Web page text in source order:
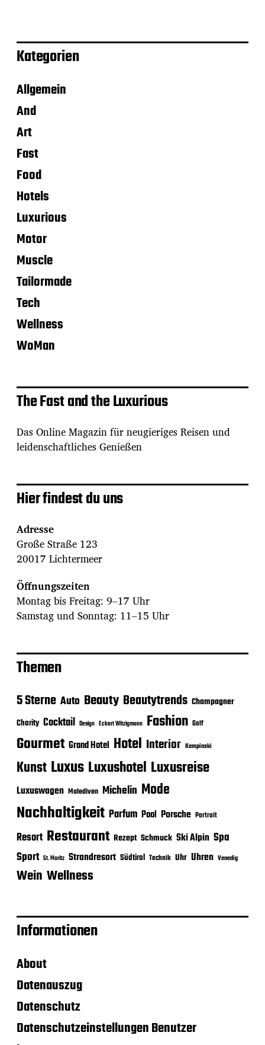
Kategorien
Allgemein
And
Art
Fast
Food
Hotels
Luxurious
Motor
Muscle
Tailormade
Tech
Wellness
WoMan
The Fast and the Luxurious
Das Online Magazin für neugieriges Reisen und
leidenschaftliches Genießen
Hier findest du uns
Adresse
Große Straße 123
20017 Lichtermeer
Öffnungszeiten
Montag bis Freitag: 9–17 Uhr
Samstag und Sonntag: 11–15 Uhr
Themen
5 Sterne Auto Beauty Beautytrends Champagner
Charity Cocktail Design Eckart Witzigmann Fashion Golf
Gourmet Grand Hotel Hotel Interior Kempinski
Kunst Luxus Luxushotel Luxusreise
Luxuswagen Malediven Michelin Mode
Nachhaltigkeit Parfum Pool Porsche Portrait
Resort Restaurant Rezept Schmuck Ski Alpin Spa
Sport St. Moritz Strandresort Südtirol Technik Uhr Uhren Venedig
Wein Wellness
Informationen
About
Datenauszug
Datenschutz
Datenschutzeinstellungen Benutzer